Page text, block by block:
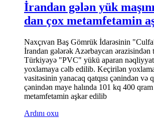
İrandan gələn yük
dan çox metamfetamin
Naxçıvan Baş Gömrük İdarəsinin
İrandan gələrək Azərbaycan ərazisindən
Türkiyəyə "PVC" yükü aparan nəqliyyat
yoxlamaya cəlb edilib. Keçirilən
vasitəsinin yanacaq qatqısı çənindən və
çənindən maye halında 101 kq 400
metamfetamin aşkar edilib
Ardını oxu